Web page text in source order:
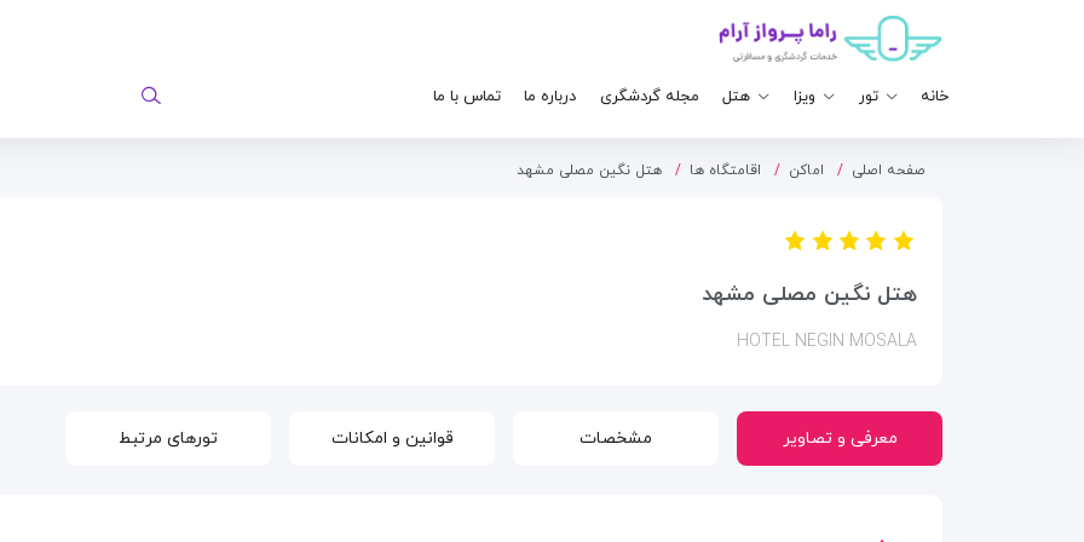
خانه تور ویزا هتل مجله گردشگری درباره ما تماس با ما
صفحه اصلی اماکن اقامتگاه ها هتل نگین مصلی مشهد
هتل نگین مصلی مشهد
HOTEL NEGIN MOSALA
معرفی و تصاویر مشخصات قوانین و امکانات تورهای مرتبط